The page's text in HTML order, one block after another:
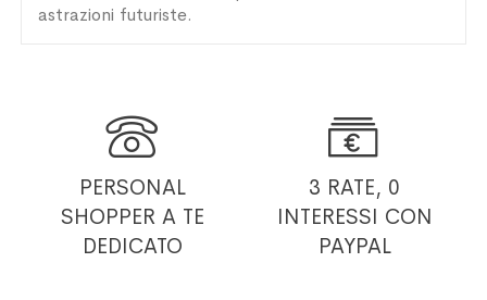
astrazioni futuriste.

PERSONAL
SHOPPER A TE
DEDICATO

3 RATE, 0
INTERESSI CON
PAYPAL